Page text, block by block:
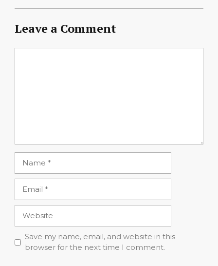
Leave a Comment
Save my name, email, and website in this
browser for the next time I comment.